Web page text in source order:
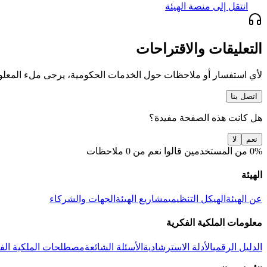
انتقل إلى منصة الهيئة
التعليقات والاقتراحات
لأي استفسار أو ملاحظات حول الخدمات الحكومية، يرجى ملء
اتصل بنا
هل كانت هذه الصفحة مفيدة؟
نعم لا
0% من المستخدمين قالوا نعم من 0 ملاحظات
الهيئة
عن الهيئة الهيكل التنظيميمشاريع الهيئة الجهات والشركاء
معلومات الملكية الفكرية
الدليل الرقميالأدلة الاسترشادية الأسئلة الشائعةمصطلحات الملكية